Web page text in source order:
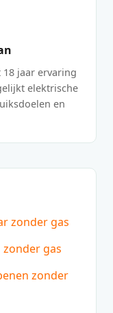
jaar ervaring
elektrische
en
zonder gas
gas
zonder